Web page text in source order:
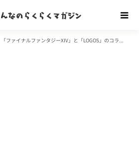
「ファイナルファンタジーXIV」と「LOGOS」のコラボが決定！チョコボたちが描かれたアウトドアグッズが登場